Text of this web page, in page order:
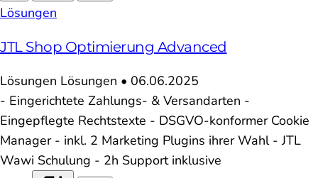
Lösungen
JTL Shop Optimierung Advanced
Lösungen Lösungen • 06.06.2025
- Eingerichtete Zahlungs- & Versandarten -
Eingepflegte Rechtstexte - DSGVO-konformer Cookie
Manager - inkl. 2 Marketing Plugins ihrer Wahl - JTL
Wawi Schulung - 2h Support inklusive